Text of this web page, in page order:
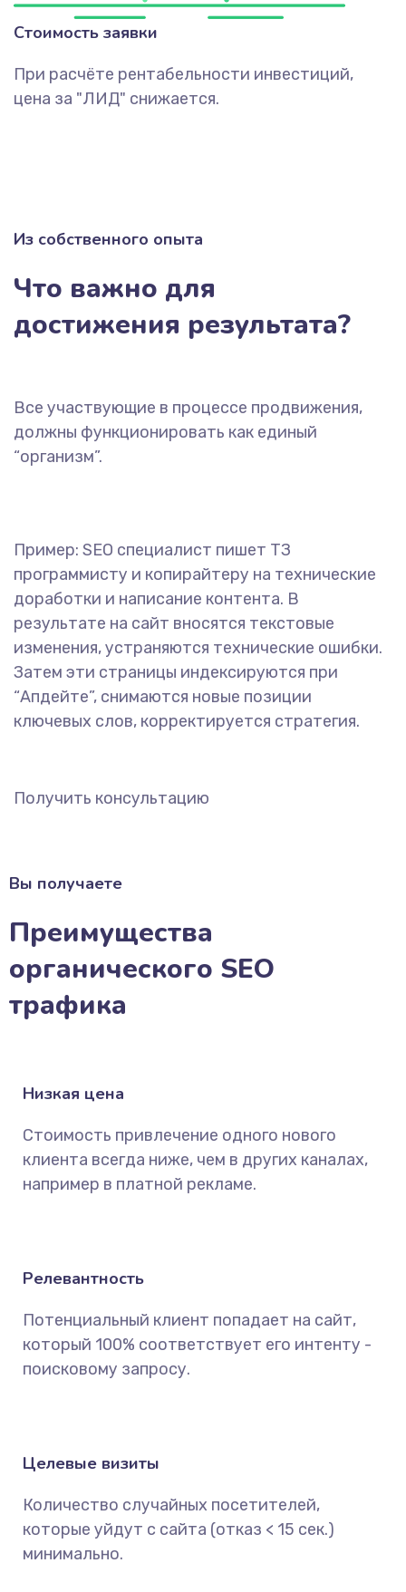
Стоимость заявки
При расчёте рентабельности инвестиций,
цена за "ЛИД" снижается.
Из собственного опыта
Что важно для
достижения результата?
Все участвующие в процессе продвижения,
должны функционировать как единый
“организм”.
Пример: SEO специалист пишет ТЗ
программисту и копирайтеру на технические
доработки и написание контента. В
результате на сайт вносятся текстовые
изменения, устраняются технические ошибки.
Затем эти страницы индексируются при
“Апдейте”, снимаются новые позиции
ключевых слов, корректируется стратегия.
Получить консультацию
Вы получаете
Преимущества
органического SEO
трафика
Низкая цена
Стоимость привлечение одного нового
клиента всегда ниже, чем в других каналах,
например в платной рекламе.
Релевантность
Потенциальный клиент попадает на сайт,
который 100% соответствует его интенту -
поисковому запросу.
Целевые визиты
Количество случайных посетителей,
которые уйдут с сайта (отказ < 15 сек.)
минимально.